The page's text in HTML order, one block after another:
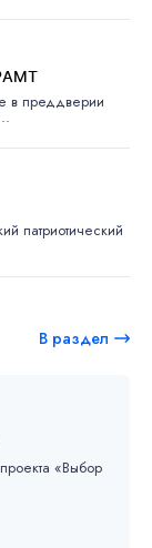
В раздел
«Выбор
в преддверии
патриотический